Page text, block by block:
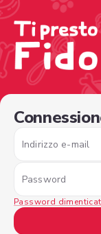
Indirizzo e-mail
Password
Password
/sign-